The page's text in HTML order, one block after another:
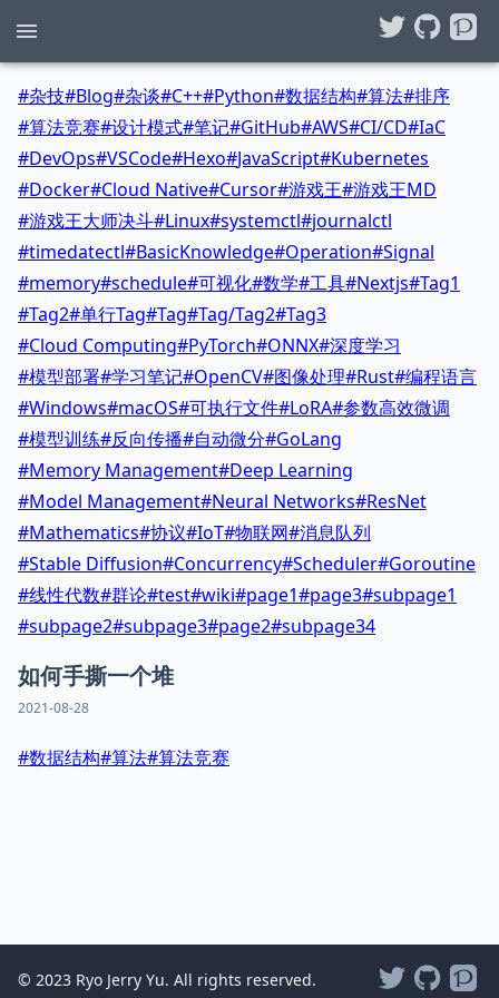
#杂技#Blog#杂谈#C++#Python#数据结构#算法#排序
#算法竞赛#设计模式#笔记#GitHub#AWS#CI/CD#IaC
#DevOps#VSCode#Hexo#JavaScript#Kubernetes
#Docker#Cloud Native#Cursor#游戏王#游戏王MD
#游戏王大师决斗#Linux#systemctl#journalctl
#timedatectl#BasicKnowledge#Operation#Signal
#memory#schedule#可视化#数学#工具#Nextjs#Tag1
#Tag2#单行Tag#Tag#Tag/Tag2#Tag3
#Cloud Computing#PyTorch#ONNX#深度学习
#模型部署#学习笔记#OpenCV#图像处理#Rust#编程语言
#Windows#macOS#可执行文件#LoRA#参数高效微调
#模型训练#反向传播#自动微分#GoLang
#Memory Management#Deep Learning
#Model Management#Neural Networks#ResNet
#Mathematics#协议#IoT#物联网#消息队列
#Stable Diffusion#Concurrency#Scheduler#Goroutine
#线性代数#群论#test#wiki#page1#page3#subpage1
#subpage2#subpage3#page2#subpage34
如何手撕一个堆
2021-08-28
#数据结构#算法#算法竞赛
© 2023 Ryo Jerry Yu. All rights reserved.